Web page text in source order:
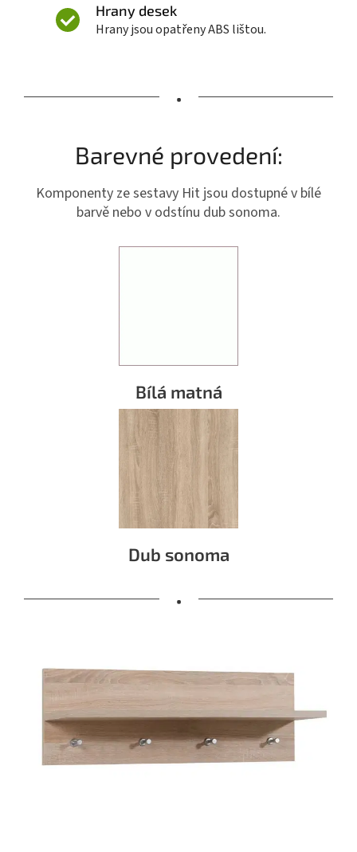
Hrany desek
Hrany jsou opatřeny ABS lištou.
•
Barevné provedení:
Komponenty ze sestavy Hit jsou dostupné v bílé
barvě nebo v odstínu dub sonoma.
Bílá matná
Dub sonoma
•